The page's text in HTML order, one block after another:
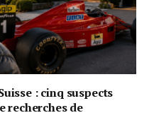
: cinq suspects
recherches de